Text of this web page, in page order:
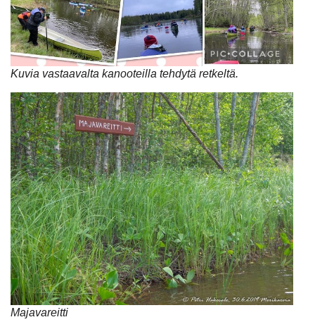
Kuvia vastaavalta kanooteilla tehdytä retkeltä.
Majavareitti